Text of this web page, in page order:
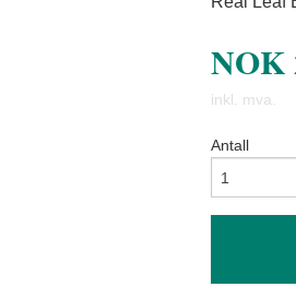
NOK
inkl. mva.
Antall